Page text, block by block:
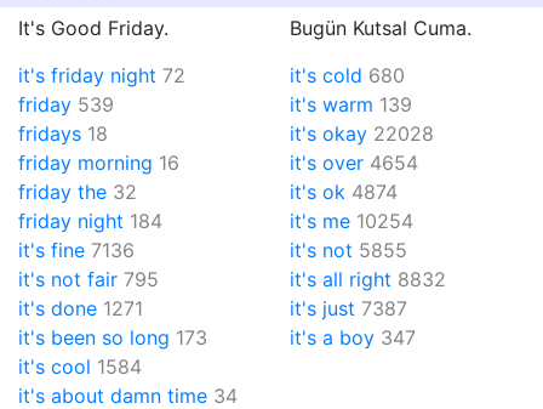
It's Good Friday.
Bugün Kutsal Cuma.
it's friday night 72
friday 539
fridays 18
friday morning 16
friday the 32
friday night 184
it's fine 7136
it's not fair 795
it's done 1271
it's been so long 173
it's cold 680
it's warm 139
it's okay 22028
it's over 4654
it's ok 4874
it's me 10254
it's not 5855
it's all right 8832
it's just 7387
it's a boy 347
it's cool 1584
it's about damn time 34